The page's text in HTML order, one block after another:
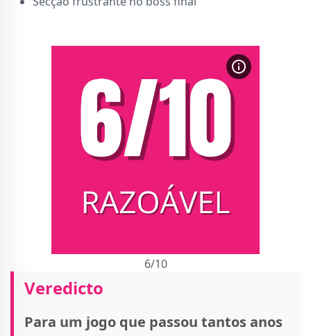
6/10
Veredicto
Para um jogo que passou tantos anos